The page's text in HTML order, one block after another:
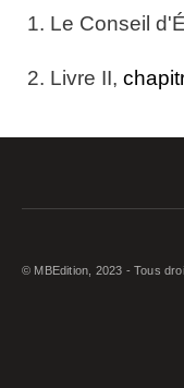
1. Le Conseil
2. Livre II,
© MBEdition, 2023 - Tous